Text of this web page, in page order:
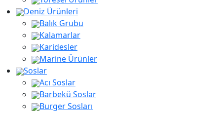
Deniz Ürünleri
Balık Grubu
Kalamarlar
Karidesler
Marine Ürünler
Soslar
Acı Soslar
Barbekü Soslar
Burger Sosları